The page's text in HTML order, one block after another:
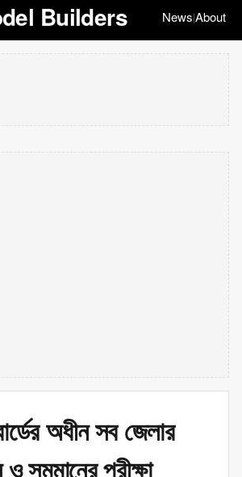
Builders News|About
অধীন সব জেলার
সমমানের পরীক্ষা